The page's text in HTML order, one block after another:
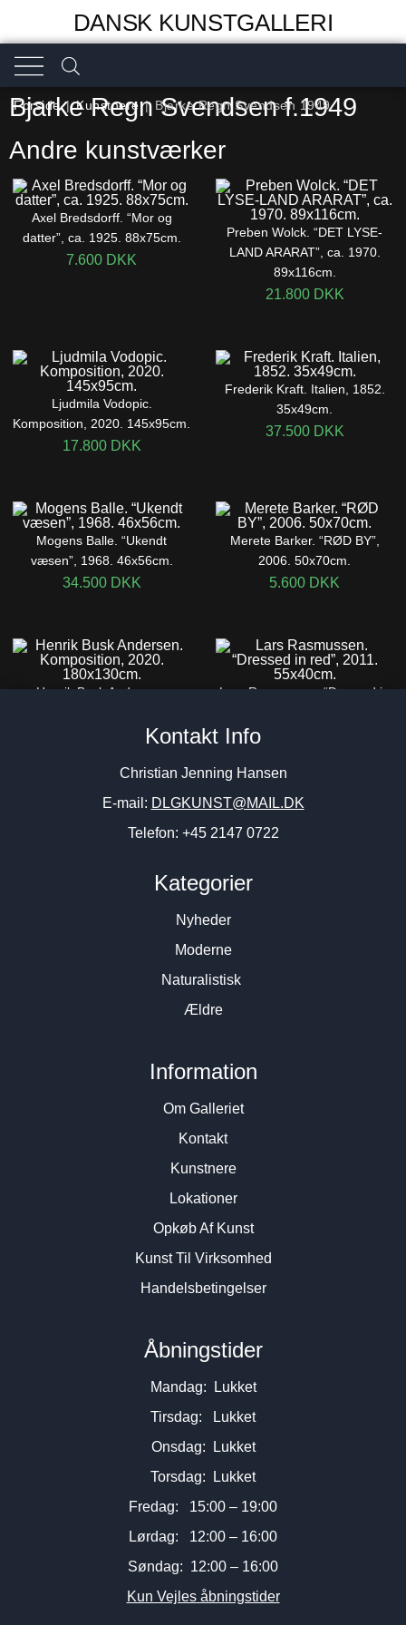
DANSK KUNSTGALLERI
Forside|Kunstnere| Bjarke Regn Svendsen 1949
Bjarke Regn Svendsen f.1949
Andre kunstværker
Axel Bredsdorff. “Mor og
datter”, ca. 1925. 88x75cm.
7.600 DKK
Preben Wolck. “DET LYSE-
LAND ARARAT”, ca. 1970.
89x116cm.
21.800 DKK
Ljudmila Vodopic.
Komposition, 2020. 145x95cm.
17.800 DKK
Frederik Kraft. Italien, 1852.
35x49cm.
37.500 DKK
Mogens Balle. “Ukendt
væsen”, 1968. 46x56cm.
34.500 DKK
Merete Barker. “RØD BY”,
2006. 50x70cm.
5.600 DKK
Henrik Busk Andersen.
Lars Rasmussen. “Dressed in
Kontakt Info
Christian Jenning Hansen
E-mail: DLGKUNST@MAIL.DK
Telefon: +45 2147 0722
Kategorier
Nyheder
Moderne
Naturalistisk
Ældre
Information
Om Galleriet
Kontakt
Kunstnere
Lokationer
Opkøb Af Kunst
Kunst Til Virksomhed
Handelsbetingelser
Åbningstider
Mandag: Lukket
Tirsdag: Lukket
Onsdag: Lukket
Torsdag: Lukket
Fredag: 15:00 – 19:00
Lørdag: 12:00 – 16:00
Søndag: 12:00 – 16:00
Kun Vejles åbningstider